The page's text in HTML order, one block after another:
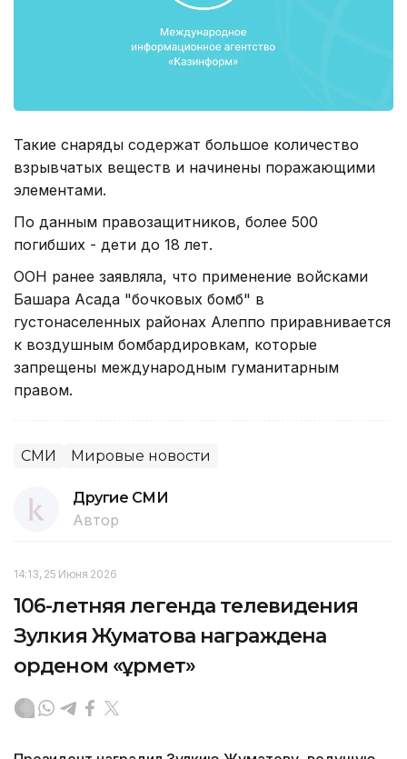
Такие снаряды содержат большое количество
взрывчатых веществ и начинены поражающими
элементами.
По данным правозащитников, более 500
погибших - дети до 18 лет.
ООН ранее заявляла, что применение войсками
Башара Асада "бочковых бомб" в
густонаселенных районах Алеппо приравнивается
к воздушным бомбардировкам, которые
запрещены международным гуманитарным
правом.
СМИ Мировые новости
Другие СМИ
Автор
14:13, 25 Июня 2026
106-летняя легенда телевидения
Зулкия Жуматова награждена
орденом «Құрмет»